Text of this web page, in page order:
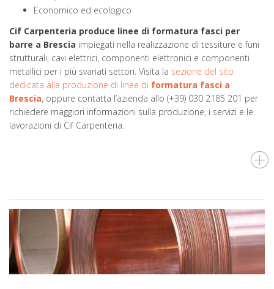
Economico ed ecologico
Cif Carpenteria produce linee di formatura fasci per
barre a Brescia impiegati nella realizzazione di tessiture e funi
strutturali, cavi elettrici, componenti elettronici e componenti
metallici per i più svariati settori. Visita la sezione del sito
dedicata alla produzione di linee di formatura fasci a
Brescia, oppure contatta l’azienda allo (+39) 030 2185 201 per
richiedere maggiori informazioni sulla produzione, i servizi e le
lavorazioni di Cif Carpenteria.